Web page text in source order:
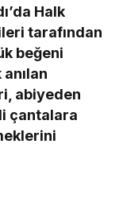
Halk
tarafından
beğeni
abiyeden
çantalara